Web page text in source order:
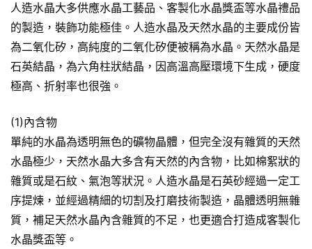
人造水晶大多供應水晶工藝品、客製化水晶獎盃等水晶禮品
的製造，裝飾功能極佳。人造水晶及天然水晶的主要成份皆
為二氧化矽，高純度的二氧化矽便被稱為水晶。天然水晶是
石英結晶，為六角柱狀結晶，因高溫高壓環境下生成，硬度
極高、折射率也很強。
(1)內含物
單純的水晶為透明無色的礦物晶體，但完全沒有雜質的天然
水晶極少，天然水晶大多含有天然的內含物，比如棉絮狀的
雜質或是石紋、氣泡等狀況。人造水晶是石英砂經過一定工
序提煉，並經過精細的切割及打磨技術製造，晶體透明無雜
質，補足天然水晶內含雜質的不足，也更適合打造成客製化
水晶獎盃等。